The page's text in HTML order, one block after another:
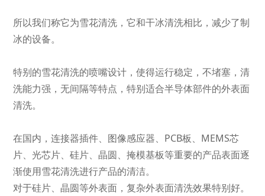
所以我们称它为雪花清洗，它和干冰清洗相比，减少了制
冰的设备。
特别的雪花清洗的喷嘴设计，使得运行稳定，不堵塞，清
洗能力强，无间隔等特点，特别适合半导体部件的外表面
清洗。
在国内，连接器插件、图像感应器、PCB板、MEMS芯
片、光芯片、硅片、晶圆、掩模基板等重要的产品表面逐
渐使用雪花清洗进行产品的清洁。
对于硅片、晶圆等外表面，复杂外表面清洗效果特别好。